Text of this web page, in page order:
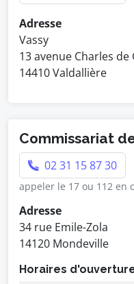
Adresse
Vassy
13 avenue Charles de
14410 Valdallière
Commissariat
02 31 15 87 30
appeler le 17 ou 112 en
Adresse
34 rue Emile-Zola
14120 Mondeville
Horaires